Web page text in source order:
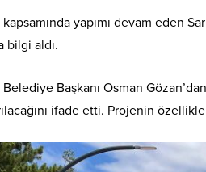
kapsamında yapımı devam eden
bilgi aldı.
Belediye Başkanı Osman
ifade etti. Projenin